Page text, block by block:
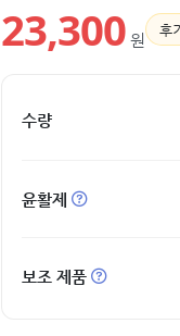
23,300 원 후
수량
윤활제
보조 제품